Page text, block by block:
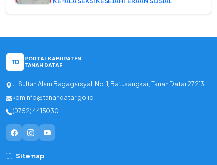
TD
PORTAL KABUPATEN
TANAH DATAR
Jl. Sultan Alam Bagagarsyah No. 1, Batusangkar, Tanah Datar 27213
kominfo@tanahdatar.go.id
(0752) 4415030
Sitemap